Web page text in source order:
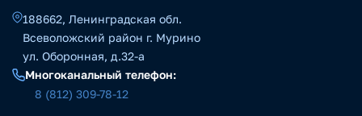
188662, Ленинградская обл.
Всеволожский район г. Мурино
ул. Оборонная, д.32-а
Многоканальный телефон:
8 (812) 309-78-12